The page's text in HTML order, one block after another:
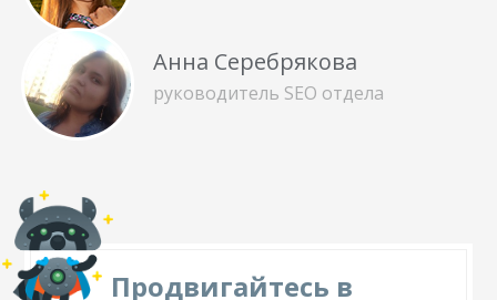
Анна Серебрякова
руководитель SEO отдела
Продвигайтесь в